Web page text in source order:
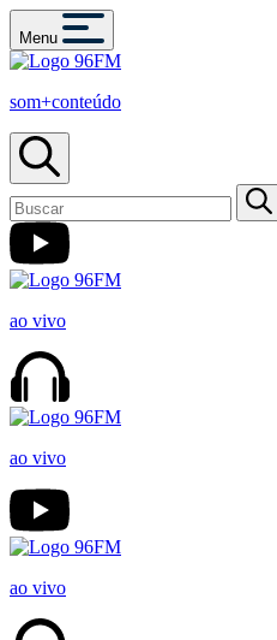
Menu
som+conteúdo
ao vivo
ao vivo
ao vivo